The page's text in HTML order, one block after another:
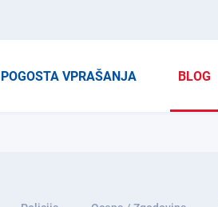
POGOSTA VPRAŠANJA BLOG